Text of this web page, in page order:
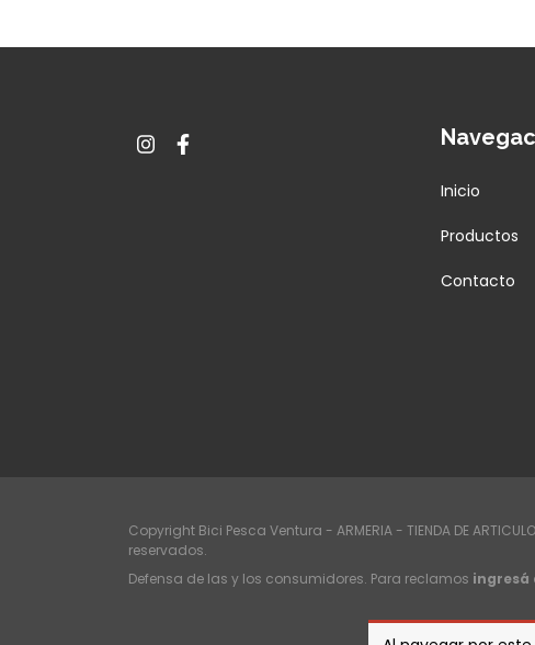
Inicio
Productos
Contacto
Copyright Bici Pesca Ventura - ARMERIA - TIENDA DE
reservados.
Defensa de las y los consumidores. Para reclamos ingresá